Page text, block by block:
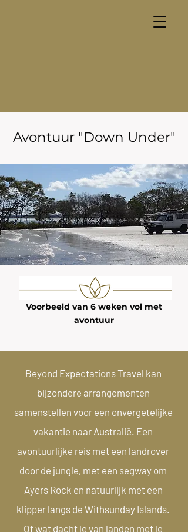
Avontuur "Down Under"
Voorbeeld van 6 weken vol met
avontuur
Beyond Expectations Travel kan
bijzondere arrangementen
samenstellen voor een onvergetelijke
vakantie naar Australië. Een
avontuurlijke reis met een landrover
door de jungle, met een segway om
Ayers Rock en natuurlijk met een
klipper langs de Withsunday Islands.
Of wat dacht je van landen met je